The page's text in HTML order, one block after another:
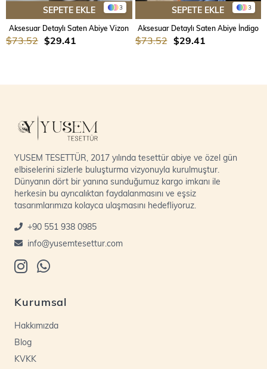
3
SEPETE EKLE
Aksesuar Detaylı Saten Abiye Vizon
$29.41
$73.52
3
SEPETE EKLE
Aksesuar Detaylı Saten Abiye İndigo
$29.41
$73.52
YUSEM TESETTÜR, 2017 yılında tesettür abiye ve özel gün
elbiselerini sizlerle buluşturma vizyonuyla kurulmuştur.
Dünyanın dört bir yanına sunduğumuz kargo imkanı ile
herkesin bu ayrıcalıktan faydalanmasını ve eşsiz
tasarımlarımıza kolayca ulaşmasını hedefliyoruz.
+90 551 938 0985
info@yusemtesettur.com
Kurumsal
Hakkımızda
Blog
KVKK